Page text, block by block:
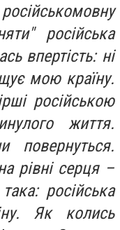
російська
впертість: ні
мою країну.
російською
життя.
рівні серця –
російська
Як колись